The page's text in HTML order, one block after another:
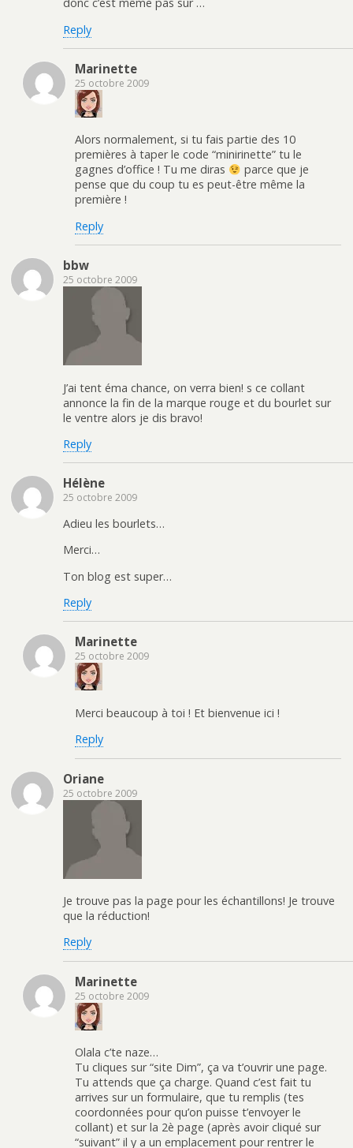
Reply
Marinette
25 octobre 2009
Alors normalement, si tu fais partie des 10
premières à taper le code “minirinette” tu le
gagnes d’office ! Tu me diras
parce que je
pense que du coup tu es peut-être même la
première !
Reply
bbw
25 octobre 2009
J’ai tent éma chance, on verra bien! s ce collant
annonce la fin de la marque rouge et du bourlet sur
le ventre alors je dis bravo!
Reply
Hélène
25 octobre 2009
Adieu les bourlets…
Merci…
Ton blog est super…
Reply
Marinette
25 octobre 2009
Merci beaucoup à toi ! Et bienvenue ici !
Reply
Oriane
25 octobre 2009
Je trouve pas la page pour les échantillons! Je trouve
que la réduction!
Reply
Marinette
25 octobre 2009
Olala c’te naze…
Tu cliques sur “site Dim”, ça va t’ouvrir une page.
Tu attends que ça charge. Quand c’est fait tu
arrives sur un formulaire, que tu remplis (tes
coordonnées pour qu’on puisse t’envoyer le
collant) et sur la 2è page (après avoir cliqué sur
“suivant” il y a un emplacement pour rentrer le